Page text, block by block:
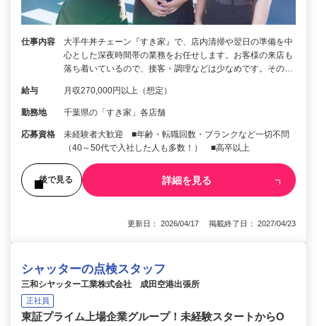
仕事内容
大手牛丼チェーン『すき家』で、店内清掃や翌日の準備を中
心とした深夜時間帯の業務をお任せします。お客様の来店も
落ち着いているので、接客・調理などは少なめです。その…
給与 月収270,000円以上（想定）
勤務地 千葉県の「すき家」各店舗
応募資格
未経験者大歓迎 ■年齢・転職回数・ブランクなど一切不問
（40～50代で入社した人も多数！） ■高卒以上
後で見る 詳細を見る
更新日： 2026/04/17 掲載終了日： 2027/04/23
シャッターの点検スタッフ
三和シヤッター工業株式会社 成田空港出張所
正社員
東証プライム上場企業グループ！未経験スタートからO